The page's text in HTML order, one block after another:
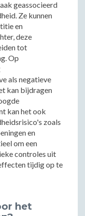
geassocieerd
Ze kunnen
en
deze
tot
Op
als negatieve
kan bijdragen
kan het ook
zoals
en
om een
controles uit
tijdig op te
het